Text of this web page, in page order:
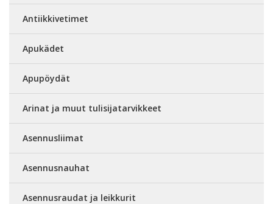
Antiikkivetimet
Apukädet
Apupöydät
Arinat ja muut tulisijatarvikkeet
Asennusliimat
Asennusnauhat
Asennusraudat ja leikkurit